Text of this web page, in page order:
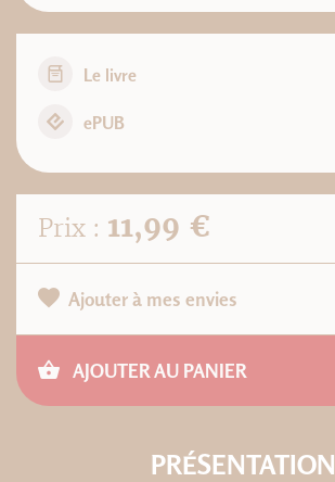
Le livre
ePUB
Prix : 11,99 €
Ajouter à mes envies
AJOUTER AU PANIER
PRÉSENTATION